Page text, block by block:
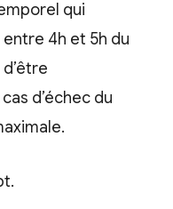
qui
4h et 5h du
d’échec du